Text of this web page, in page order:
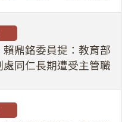
，並長期收受建商餽
安全，圖利默許建商
賴鼎銘委員提：教育部
同仁長期遭受主管職
及「職業安全衛生法」